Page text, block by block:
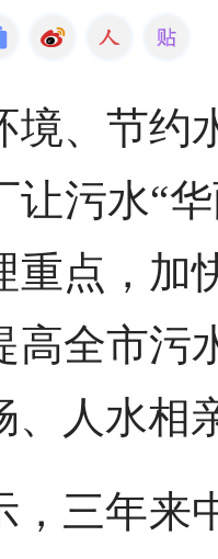
境、节约
让污水“
重点，加
高全市污
、人水相
，三年来